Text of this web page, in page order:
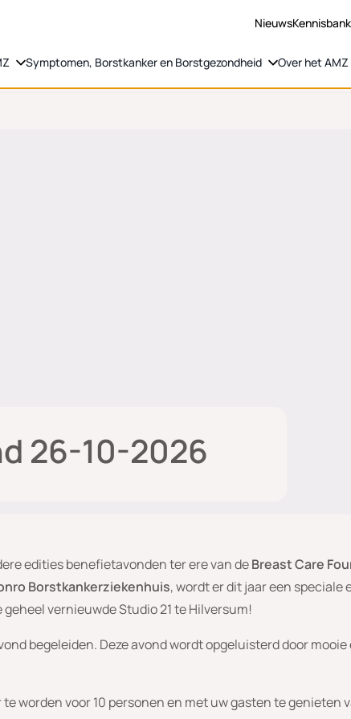
NieuwsKennisbank
Symptomen, Borstkanker en Borstgezondheid Over het AMZ
26-10-2026
edities benefietavonden ter ere van deBreast Care
Borstkankerziekenhuis, wordt er dit jaar een speciale
vernieuwde Studio 21 te Hilversum!
begeleiden. Deze avond wordt opgeluisterd door
worden voor 10 personen en met uw gasten te genieten